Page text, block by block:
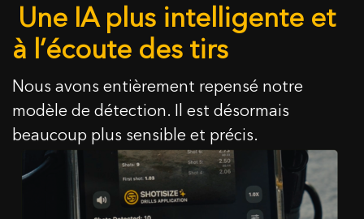
Une IA plus intelligente et
à l’écoute des tirs
Nous avons entièrement repensé notre
modèle de détection. Il est désormais
beaucoup plus sensible et précis.